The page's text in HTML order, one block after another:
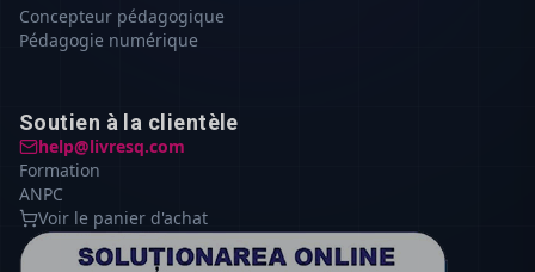
Concepteur pédagogique
Pédagogie numérique
Soutien à la clientèle
help@livresq.com
Formation
ANPC
Voir le panier d'achat